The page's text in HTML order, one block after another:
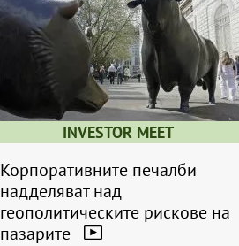
INVESTOR MEET
Корпоративните печалби
надделяват над
геополитическите рискове на
пазарите